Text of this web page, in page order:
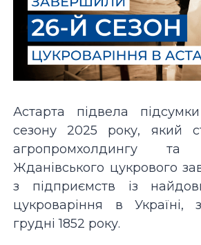
Астарта підвела
сезону 2025 року, який
агропромхолдингу
Жданівського цукрового
з підприємств із
цукроваріння в Україні,
грудні 1852 року.